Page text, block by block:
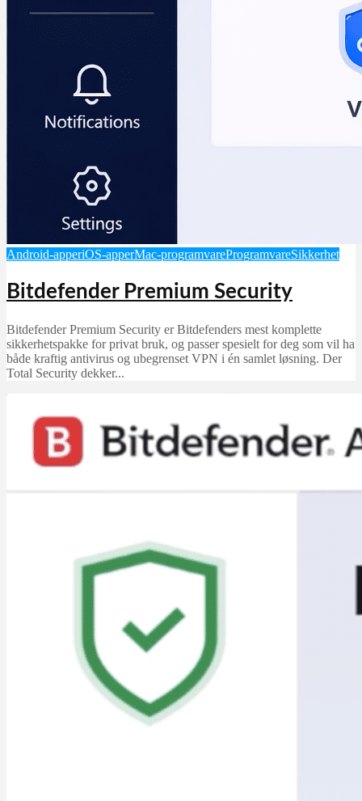
Android-apperiOS-apperMac-programvareProgramvareSikkerhet
Bitdefender Premium Security
Bitdefender Premium Security er Bitdefenders mest komplette
sikkerhetspakke for privat bruk, og passer spesielt for deg som vil ha
både kraftig antivirus og ubegrenset VPN i én samlet løsning. Der
Total Security dekker...